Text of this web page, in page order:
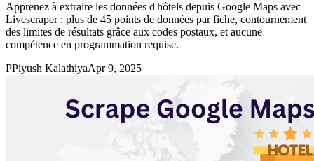
Apprenez à extraire les données d'hôtels depuis Google Maps avec
Livescraper : plus de 45 points de données par fiche, contournement
des limites de résultats grâce aux codes postaux, et aucune
compétence en programmation requise.
PPiyush KalathiyaApr 9, 2025